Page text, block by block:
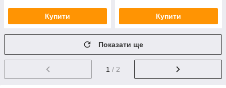
Купити Купити
Показати ще
1 / 2